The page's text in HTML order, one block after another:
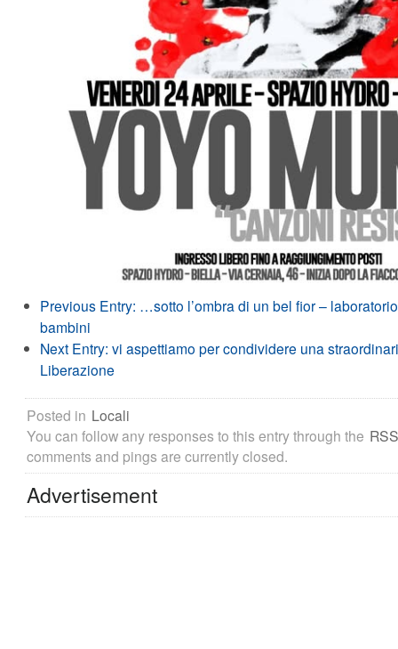
Previous Entry: …sotto l’ombra di un bel fior –
bambini
Next Entry: vi aspettiamo per condividere una
Liberazione
Posted in Locali
You can follow any responses to this entry through the
comments and pings are currently closed.
Advertisement